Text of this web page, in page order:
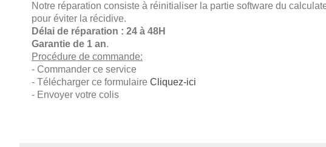
Notre réparation consiste à réinitialiser la partie software du
pour éviter la récidive.
Délai de réparation : 24 à 48H
Garantie de 1 an.
Procédure de commande:
- Commander ce service
- Télécharger ce formulaire Cliquez-ici
- Envoyer votre colis